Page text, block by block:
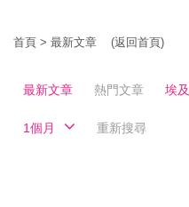
首頁 > 最新文章 (返回首頁)
最新文章 熱門文章 埃及
1個月 重新搜尋